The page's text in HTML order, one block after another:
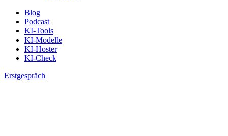
Blog
Podcast
KI-Tools
KI-Modelle
KI-Hoster
KI-Check
Erstgespräch